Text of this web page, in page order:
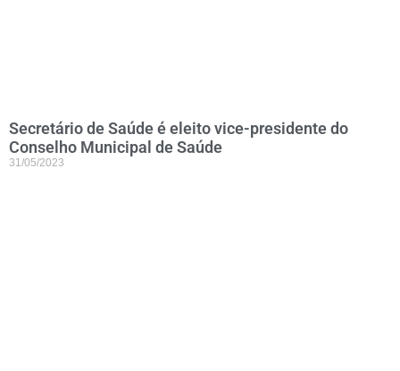
Secretário de Saúde é eleito vice-presidente do
Conselho Municipal de Saúde
31/05/2023